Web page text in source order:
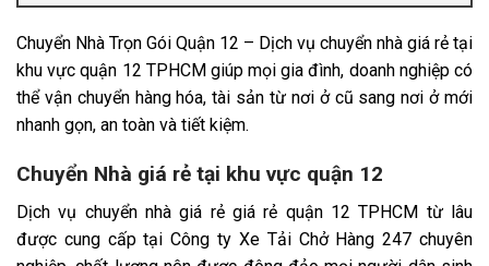
Chuyển Nhà Trọn Gói Quận 12 – Dịch vụ chuyển nhà giá rẻ tại
khu vực quận 12 TPHCM giúp mọi gia đình, doanh nghiệp có
thể vận chuyển hàng hóa, tài sản từ nơi ở cũ sang nơi ở mới
nhanh gọn, an toàn và tiết kiệm.
Chuyển Nhà giá rẻ tại khu vực quận 12
Dịch vụ chuyển nhà giá rẻ giá rẻ quận 12 TPHCM từ lâu
được cung cấp tại Công ty Xe Tải Chở Hàng 247 chuyên